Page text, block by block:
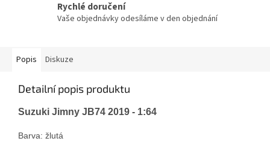
Rychlé doručení
Vaše objednávky odesíláme v den objednání
Popis Diskuze
Detailní popis produktu
Suzuki Jimny JB74 2019 - 1:64
Barva: žlutá